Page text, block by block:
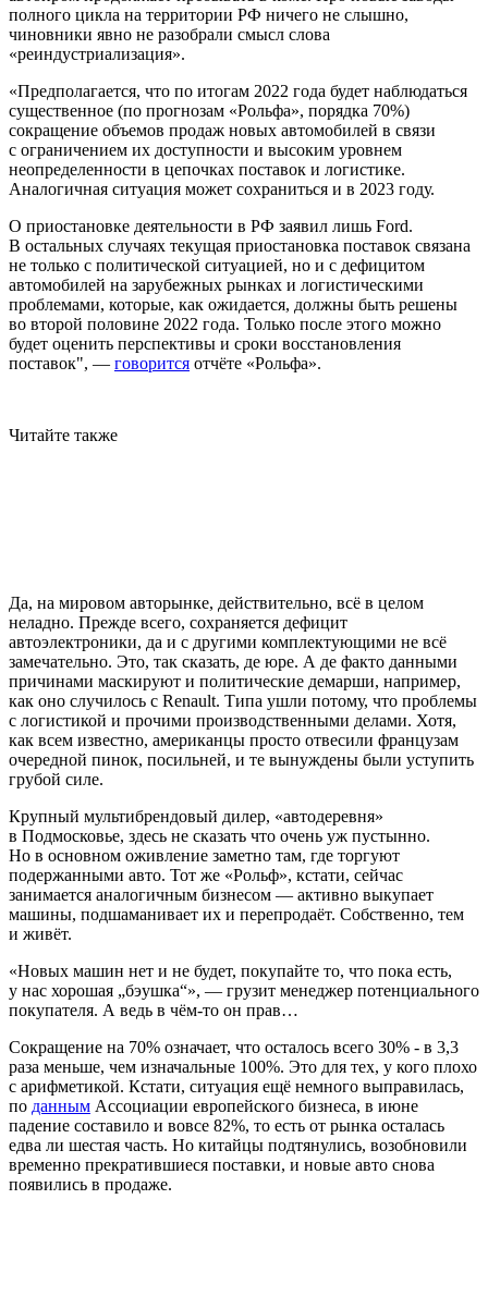
полного цикла на территории РФ ничего не слышно,
чиновники явно не разобрали смысл слова
«реиндустриализация».
«Предполагается, что по итогам 2022 года будет наблюдаться
существенное (по прогнозам «Рольфа», порядка 70%)
сокращение объемов продаж новых автомобилей в связи
с ограничением их доступности и высоким уровнем
неопределенности в цепочках поставок и логистике.
Аналогичная ситуация может сохраниться и в 2023 году.
О приостановке деятельности в РФ заявил лишь Ford.
В остальных случаях текущая приостановка поставок связана
не только с политической ситуацией, но и с дефицитом
автомобилей на зарубежных рынках и логистическими
проблемами, которые, как ожидается, должны быть решены
во второй половине 2022 года. Только после этого можно
будет оценить перспективы и сроки восстановления
поставок", — говорится отчёте «Рольфа».
Читайте также
Да, на мировом авторынке, действительно, всё в целом
неладно. Прежде всего, сохраняется дефицит
автоэлектроники, да и с другими комплектующими не всё
замечательно. Это, так сказать, де юре. А де факто данными
причинами маскируют и политические демарши, например,
как оно случилось с Renault. Типа ушли потому, что проблемы
с логистикой и прочими производственными делами. Хотя,
как всем известно, американцы просто отвесили французам
очередной пинок, посильней, и те вынуждены были уступить
грубой силе.
Крупный мультибрендовый дилер, «автодеревня»
в Подмосковье, здесь не сказать что очень уж пустынно.
Но в основном оживление заметно там, где торгуют
подержанными авто. Тот же «Рольф», кстати, сейчас
занимается аналогичным бизнесом — активно выкупает
машины, подшаманивает их и перепродаёт. Собственно, тем
и живёт.
«Новых машин нет и не будет, покупайте то, что пока есть,
у нас хорошая „бэушка“», — грузит менеджер потенциального
покупателя. А ведь в чём-то он прав…
Сокращение на 70% означает, что осталось всего 30% - в 3,3
раза меньше, чем изначальные 100%. Это для тех, у кого плохо
с арифметикой. Кстати, ситуация ещё немного выправилась,
по данным Ассоциации европейского бизнеса, в июне
падение составило и вовсе 82%, то есть от рынка осталась
едва ли шестая часть. Но китайцы подтянулись, возобновили
временно прекратившиеся поставки, и новые авто снова
появились в продаже.